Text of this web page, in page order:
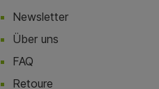
Newsletter
Über uns
FAQ
Retoure